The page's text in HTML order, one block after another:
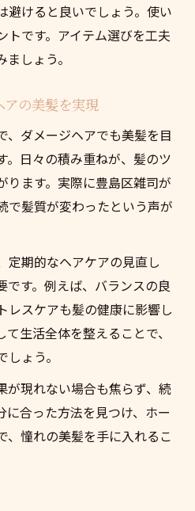
避けると良いでしょう。使い
トです。アイテム選びを工夫
しょう。
の美髪を実現
、ダメージヘアでも美髪を目
。日々の積み重ねが、髪のツ
ります。実際に豊島区雑司が
で髪質が変わったという声が
定期的なヘアケアの見直し
です。例えば、バランスの良
レスケアも髪の健康に影響し
生活全体を整えることで、
ょう。
が現れない場合も焦らず、続
に合った方法を見つけ、ホー
、憧れの美髪を手に入れるこ